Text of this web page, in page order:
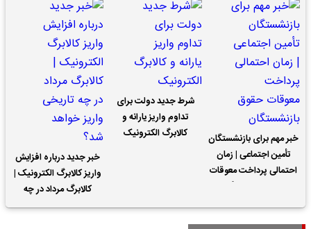
خبر مهم برای بازنشستگان
تأمین اجتماعی | زمان
احتمالی پرداخت معوقات
شرط جدید دولت برای
تداوم واریز یارانه و
کالابرگ الکترونیک
خبر جدید درباره افزایش
واریز کالابرگ الکترونیک |
کالابرگ مرداد در چه
تاریخی واریز خواهد شد؟